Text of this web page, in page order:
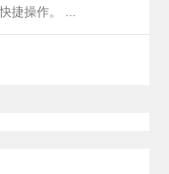
捷操作。 ...